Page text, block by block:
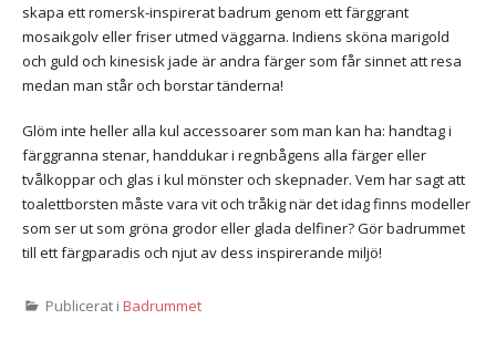
skapa ett romersk-inspirerat badrum genom ett färggrant
mosaikgolv eller friser utmed väggarna. Indiens sköna marigold
och guld och kinesisk jade är andra färger som får sinnet att resa
medan man står och borstar tänderna!
Glöm inte heller alla kul accessoarer som man kan ha: handtag i
färggranna stenar, handdukar i regnbågens alla färger eller
tvålkoppar och glas i kul mönster och skepnader. Vem har sagt att
toalettborsten måste vara vit och tråkig när det idag finns modeller
som ser ut som gröna grodor eller glada delfiner? Gör badrummet
till ett färgparadis och njut av dess inspirerande miljö!
Publicerat i Badrummet